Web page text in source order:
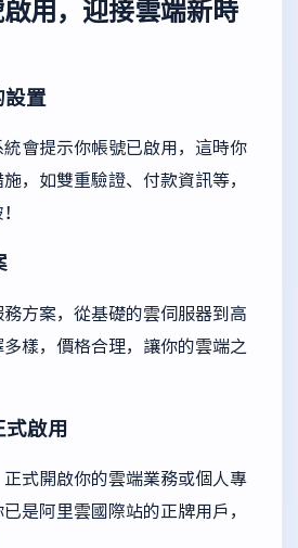
用，迎接雲端新時
設置
會提示你帳號已啟用，這時你
，如雙重驗證、付款資訊等，
方案，從基礎的雲伺服器到高
樣，價格合理，讓你的雲端之
啟用
式開啟你的雲端業務或個人專
是阿里雲國際站的正牌用戶，